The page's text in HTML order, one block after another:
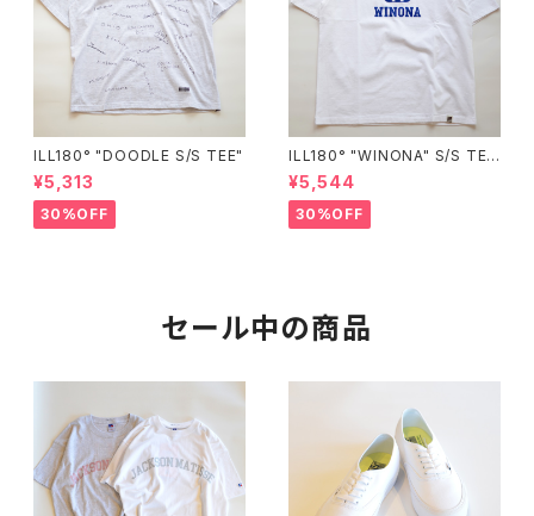
ILL180° "DOODLE S/S TEE"
¥5,313
30%OFF
ILL180° "WINONA" S/S TE
E"
¥5,544
30%OFF
セール中の商品